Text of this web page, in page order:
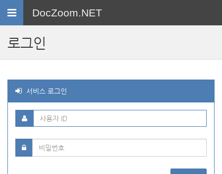
Toggle
DocZoom.NET
로그인
서비스 로그인